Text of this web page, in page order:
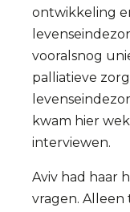
ontwikkeling
vooralsnog
palliatieve
kwam hier
interviewen.
Aviv had haar
vragen. Alleen